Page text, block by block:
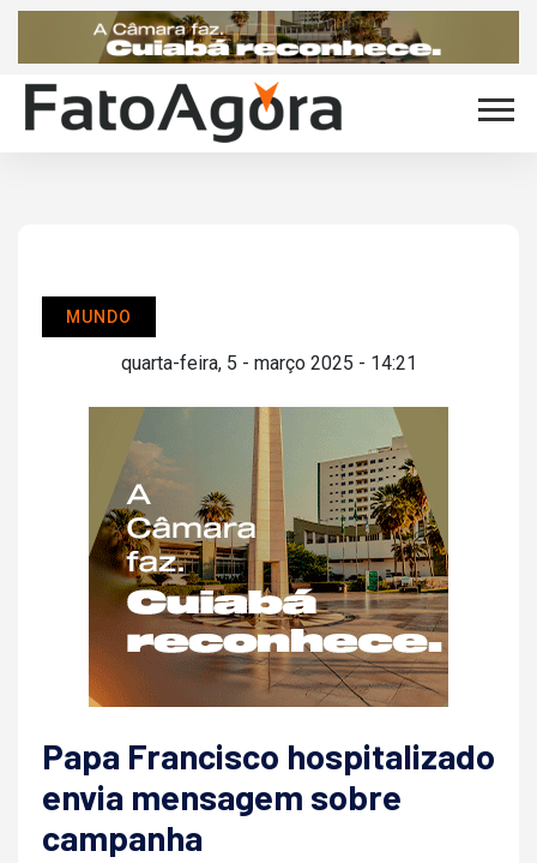
MUNDO
quarta-feira, 5 - março 2025 - 14:21
Papa Francisco hospitalizado
envia mensagem sobre
campanha